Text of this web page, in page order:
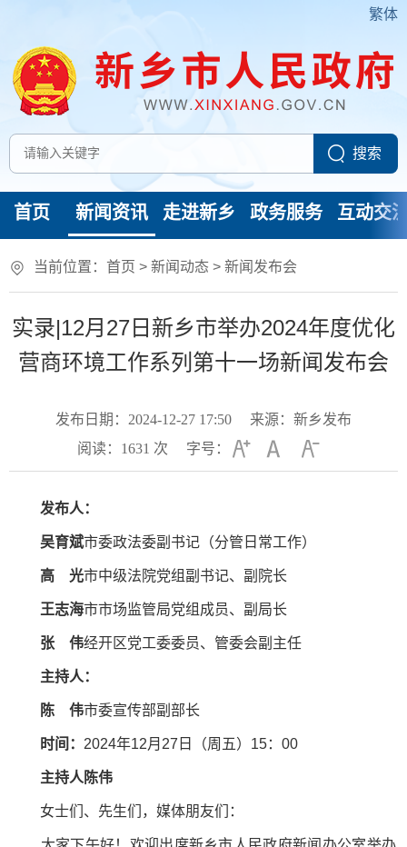
繁体
首页 新闻资讯 走进新乡 政务服务 互动交
当前位置： 首页 > 新闻动态 > 新闻发布会
实录|12月27日新乡市举办2024年度优化
营商环境工作系列第十一场新闻发布会
发布日期：2024-12-27 17:50
来源：新乡发布
阅读： 1631 次 字号：
发布人：
吴育斌市委政法委副书记（分管日常工作）
高 光市中级法院党组副书记、副院长
王志海市市场监管局党组成员、副局长
张 伟经开区党工委委员、管委会副主任
主持人：
陈 伟市委宣传部副部长
时间： 2024年12月27日（周五）15：00
主持人 陈伟
女士们、先生们，媒体朋友们：